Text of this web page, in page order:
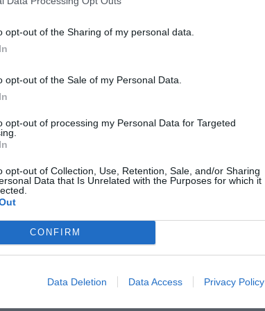
opt-out of the Sharing of my personal data.
opt-out of the Sale of my Personal Data.
opt-out of processing my Personal Data for Targeted
opt-out of Collection, Use, Retention, Sale, and/or Sharing
Data that Is Unrelated with the Purposes for which it
CONFIRM
Data Deletion Data Access Privacy Policy
de la empresa aseguró
que había acudido al edificio para
una habitación cuando finalizaran las
accidentalmente en las escaleras.
Judicial de Alzira detectó numerosas
que permitió desmontar ese relato.
y dormía en la obra
era en realidad un trabajador de la
servicios desde principios de año
muy superiores a las permitidasy
interiordel edificio en construcción,sin